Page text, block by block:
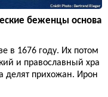
беженцы основа
в 1676 году. Их потом
и православный хра
делят прихожан. Ирон